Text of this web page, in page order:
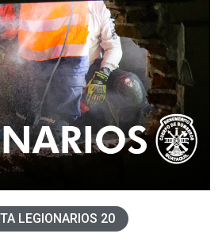
LEGIONARIOS 20